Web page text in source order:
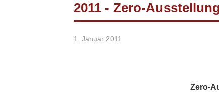
2011 - Zero-
1. Januar 2011
Zero-